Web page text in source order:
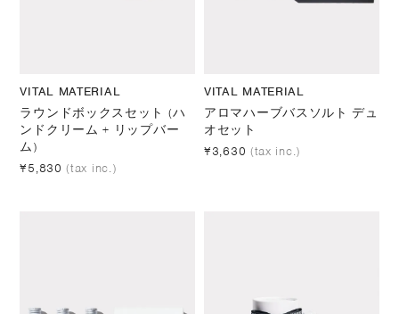
VITAL MATERIAL
ラウンドボックスセット (ハ
ンドクリーム + リップバー
ム)
¥5,830 (tax inc.)
VITAL MATERIAL
アロマハーブバスソルト デュ
オセット
¥3,630 (tax inc.)